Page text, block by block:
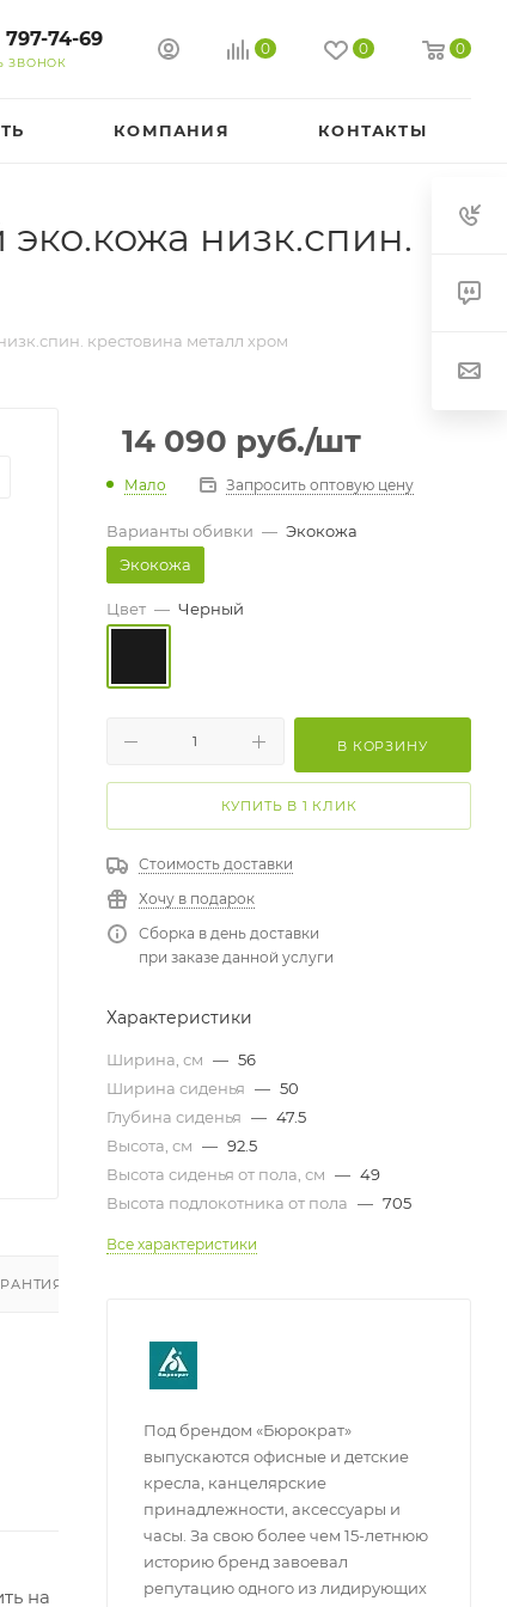
797-74-69
ЗВОНОК
0 0 0
КОМПАНИЯ КОНТАКТЫ
низк.спин.
крестовина металл хром
И ВОЗВРАТ
на
14 090 руб./шт
Мало Запросить оптовую цену
Варианты обивки — Экокожа
Экокожа
Цвет — Черный
В КОРЗИНУ
КУПИТЬ В 1 КЛИК
Стоимость доставки
Хочу в подарок
Сборка в день доставки
при заказе данной услуги
Характеристики
Ширина, см — 56
Ширина сиденья — 50
Глубина сиденья — 47.5
Высота, см — 92.5
Высота сиденья от пола, см — 49
Высота подлокотника от пола — 705
Все характеристики
Под брендом «Бюрократ»
выпускаются офисные и детские
кресла, канцелярские
принадлежности, аксессуары и
часы. За свою более чем 15-летнюю
историю бренд завоевал
репутацию одного из лидирующих